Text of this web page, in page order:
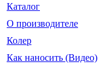
Каталог
О производителе
Колер
Как наносить (Видео)